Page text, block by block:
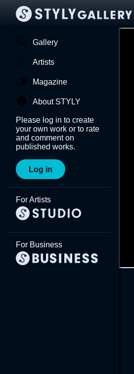
Gallery
Artists
Magazine
About STYLY
Please log in to create
your own work or to rate
and comment on
published works.
Log in
For Artists
For Business